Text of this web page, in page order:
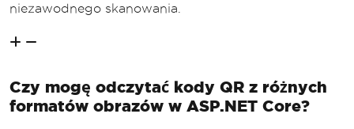
niezawodnego skanowania.
Czy mogę odczytać kody QR z różnych
formatów obrazów w ASP.NET Core?